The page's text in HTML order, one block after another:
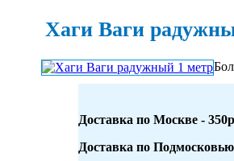
Хаги Ваги
Доставка по Москве -
Доставка по